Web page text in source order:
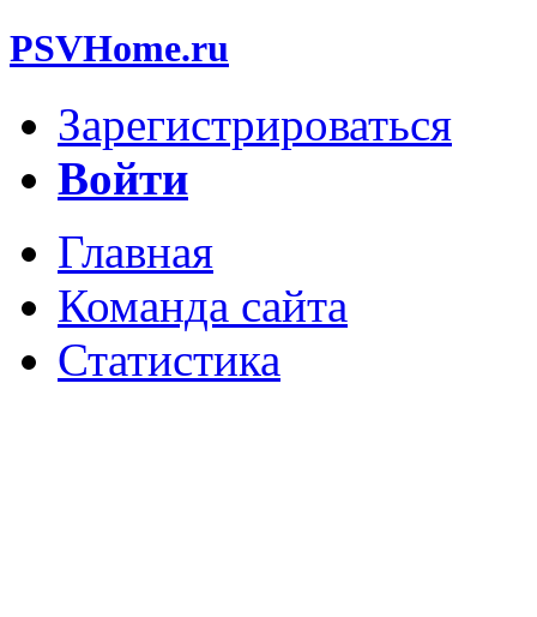
PSVHome.ru
Зарегистрироваться
Войти
Главная
Команда сайта
Статистика